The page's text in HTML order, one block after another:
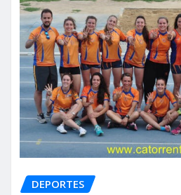
DEPORTES